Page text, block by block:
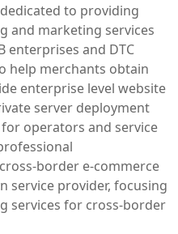
to providing
and marketing services
enterprises and DTC
help merchants obtain
enterprise level website
server deployment
operators and service
border e-commerce
service provider, focusing
services for cross-border